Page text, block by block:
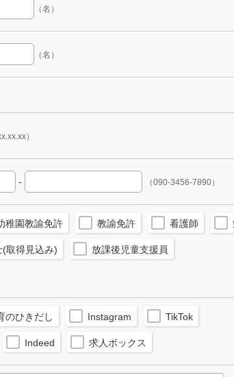
（名）
（名）
）
- （090-3456-7890）
稚園教諭免許 教諭免許 看護師
(取得見込み) 放課後児童支援員
のひきだし Instagram TikTok
Indeed 求人ボックス